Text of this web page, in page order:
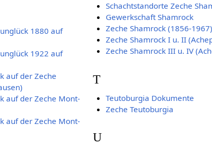
1880 auf
1922 auf
auf der Zeche
auf der Zeche Mont-
auf der Zeche Mont-
Schachtstandorte Zeche
Gewerkschaft Shamrock
Zeche Shamrock (1856-
Zeche Shamrock I u. II
Zeche Shamrock III u. IV
T
Teutoburgia Dokumente
Zeche Teutoburgia
U